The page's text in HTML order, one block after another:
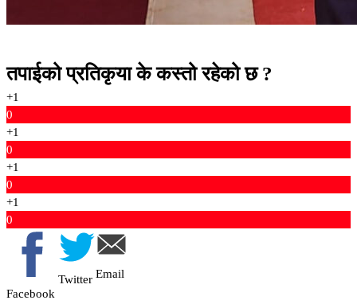
तपाईको प्रतिकृया के कस्तो रहेको छ ?
+1
0
+1
0
+1
0
+1
0
Facebook
Twitter Email